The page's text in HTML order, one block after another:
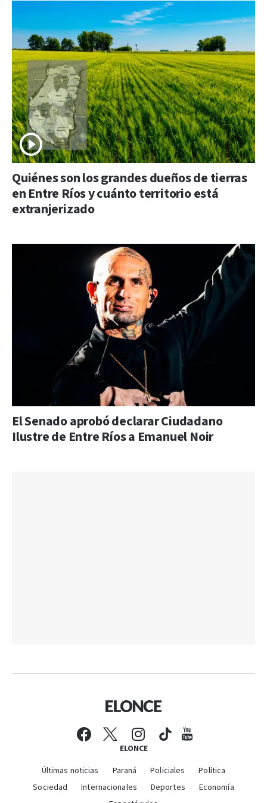
Quiénes son los grandes dueños de tierras
en Entre Ríos y cuánto territorio está
extranjerizado
El Senado aprobó declarar Ciudadano
Ilustre de Entre Ríos a Emanuel Noir
ELONCE
Últimas noticias Paraná Policiales
Política
Sociedad
Internacionales Deportes
Economía